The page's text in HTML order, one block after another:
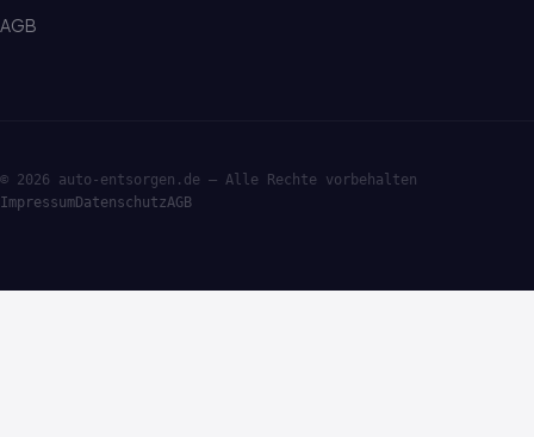
AGB
© 2026 auto-entsorgen.de — Alle Rechte vorbehalten
ImpressumDatenschutzAGB